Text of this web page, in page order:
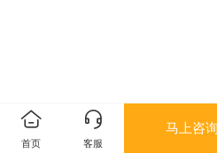
首页 客服
马上咨询